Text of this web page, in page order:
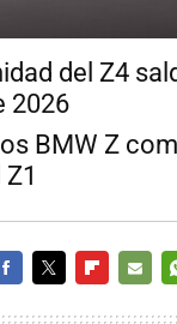
del Z4
2026
BMW Z